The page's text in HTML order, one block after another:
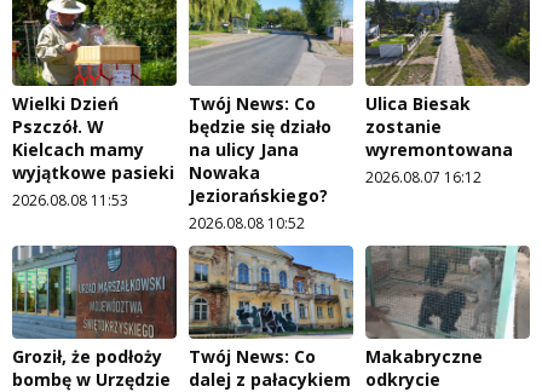
Wielki Dzień
Pszczół. W
Kielcach mamy
wyjątkowe pasieki
2026.08.08 11:53
Twój News: Co
będzie się działo
na ulicy Jana
Nowaka
Jeziorańskiego?
2026.08.08 10:52
Ulica Biesak
zostanie
wyremontowana
2026.08.07 16:12
Groził, że podłoży
bombę w Urzędzie
Twój News: Co
dalej z pałacykiem
Makabryczne
odkrycie